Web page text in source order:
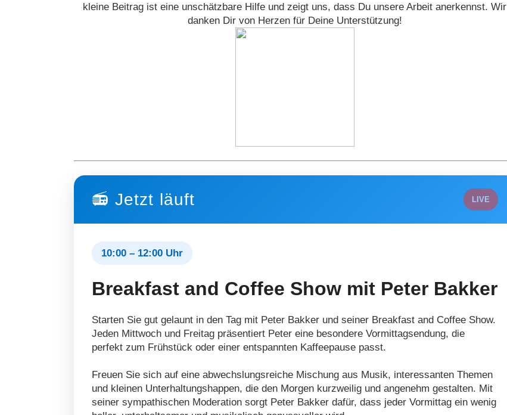
kleine Beitrag ist eine unschätzbare Hilfe und zeigt uns, dass Du unsere Arbeit anerkennst. Wir
danken Dir von Herzen für Deine Unterstützung!
📻 Jetzt läuft LIVE
10:00 – 12:00 Uhr
Breakfast and Coffee Show mit Peter Bakker
Starten Sie gut gelaunt in den Tag mit Peter Bakker und seiner Breakfast and Coffee Show.
Jeden Mittwoch und Freitag präsentiert Peter eine besondere Vormittagsendung, die
perfekt zum Frühstück oder einer entspannten Kaffeepause passt.
Freuen Sie sich auf eine abwechslungsreiche Mischung aus Musik, interessanten Themen
und kleinen Unterhaltungshappen, die den Morgen kurzweilig und angenehm gestalten. Mit
seiner sympathischen Moderation sorgt Peter Bakker dafür, dass jeder Vormittag ein wenig